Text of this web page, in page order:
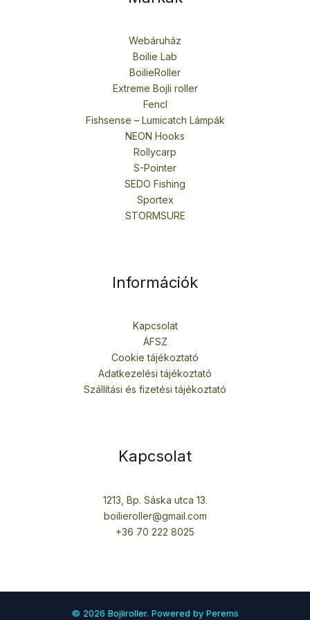
Webáruház
Boilie Lab
BoilieRoller
Extreme Bojli roller
Fencl
Fishsense – Lumicatch Lámpák
NEON Hooks
Rollycarp
S-Pointer
SEDO Fishing
Sportex
STORMSURE
Információk
Kapcsolat
ÁFSZ
Cookie tájékoztató
Adatkezelési tájékoztató
Szállítási és fizetési tájékoztató
Kapcsolat
1213, Bp. Sáska utca 13.
boilieroller@gmail.com
+36 70 222 8025
© 2026 Bojliroller. Powered by Perems